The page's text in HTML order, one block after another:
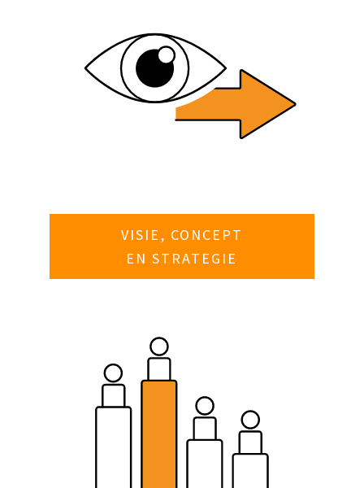
VISIE, CONCEPT
EN STRATEGIE